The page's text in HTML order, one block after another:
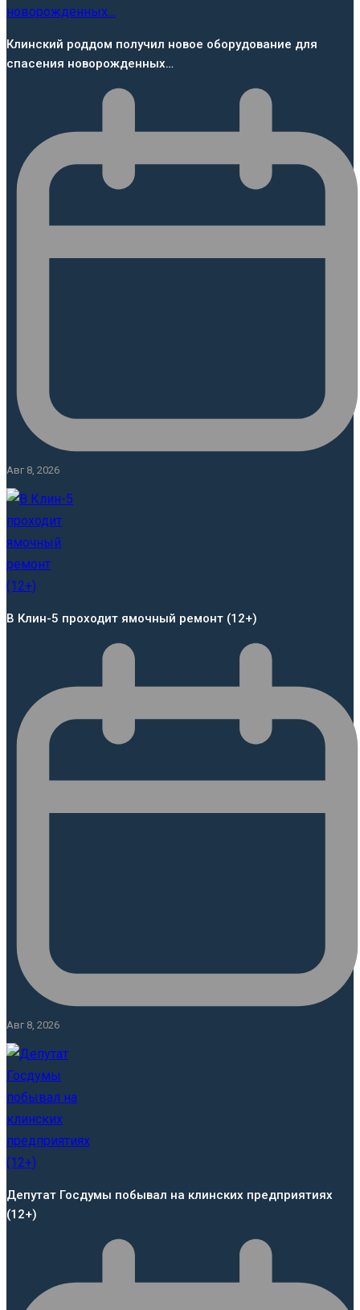
Клинский роддом получил новое оборудование для
спасения новорожденных…
Авг 8, 2026
В Клин-5 проходит ямочный ремонт (12+)
Авг 8, 2026
Депутат Госдумы побывал на клинских предприятиях
(12+)